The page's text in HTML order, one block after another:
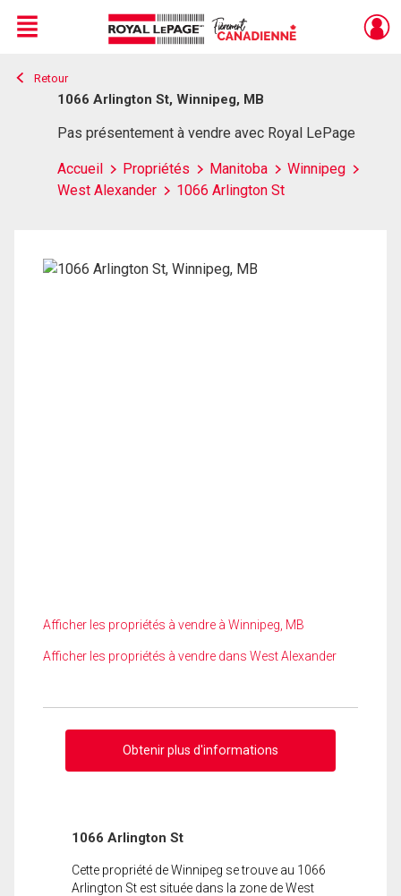
Live
En Direct
Menu
Retour
1066 Arlington St, Winnipeg, MB
Pas présentement à vendre avec Royal LePage
Accueil Propriétés Manitoba
Winnipeg
West Alexander
1066 Arlington St
Afficher les propriétés à vendre à Winnipeg, MB
Afficher les propriétés à vendre dans West Alexander
Obtenir plus d'informations
1066 Arlington St
Cette propriété de Winnipeg se trouve au 1066
Arlington St est située dans la zone de West